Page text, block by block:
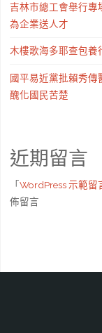
吉林市總工會舉行專
為企業送人才
木樓歌海多耶查包養
國平易近黨批賴秀傳
醜化國民苦楚
近期留言
「WordPress 示範留
佈留言